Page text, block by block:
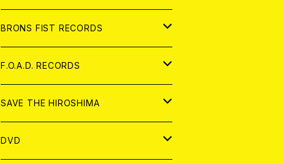
アパレル
ANALOG
BRONS FIST RECORDS
CD
ANALOG
F.O.A.D. RECORDS
CD
ANALOG
SAVE THE HIROSHIMA
アパレル
DVD